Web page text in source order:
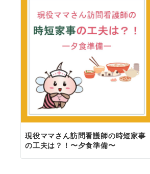
現役ママさん訪問看護師の時短家事
の工夫は？！〜夕食準備〜